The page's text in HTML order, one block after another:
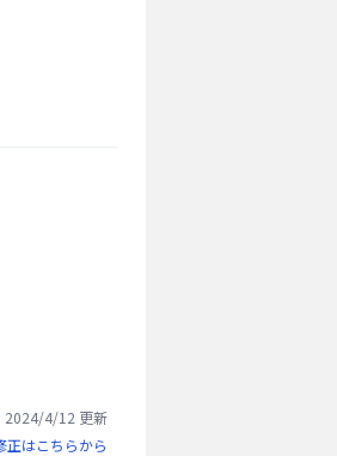
2024/4/12 更新
正はこちらから